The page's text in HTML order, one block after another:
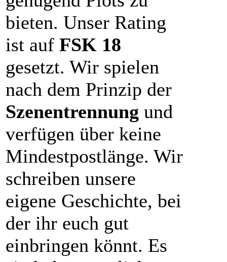
bieten. Unser Rating
ist auf FSK 18
gesetzt. Wir spielen
nach dem Prinzip der
Szenentrennung und
verfügen über keine
Mindestpostlänge. Wir
schreiben unsere
eigene Geschichte, bei
der ihr euch gut
einbringen könnt. Es